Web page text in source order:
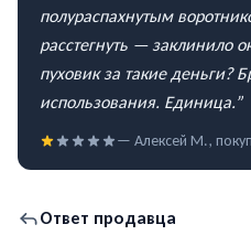
полураспахнутым
расстегнуть — заклинило
пуховик за такие деньги?
использования. Единица.”
— Алексей М.,
Ответ продавца